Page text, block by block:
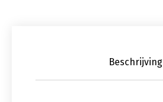
Beschrijving